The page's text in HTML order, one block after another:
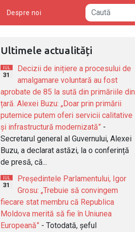
Despre noi
Ultimele actualități
IUL
31
Decizii de inițiere a procesului de
amalgamare voluntară au fost
aprobate de 85 la sută din primăriile din
țară. Alexei Buzu: „Doar prin primării
puternice putem oferi servicii calitative
și infrastructură modernizată” -
Secretarul general al Guvernului, Alexei
Buzu, a declarat astăzi, la o conferință
de presă, că...
IUL
31
Președintele Parlamentului, Igor
Grosu: „Trebuie să convingem
fiecare stat membru că Republica
Moldova merită să fie în Uniunea
Europeană” - Totodată, șeful